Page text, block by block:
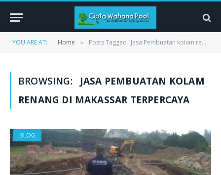
YOU ARE AT: Home » Posts Tagged "Jasa Pembuatan kolam renang Di Makassar Terpercaya"
BROWSING:
JASA PEMBUATAN KOLAM
RENANG DI MAKASSAR TERPERCAYA
BLOG